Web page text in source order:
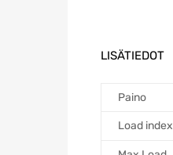
LISÄTIEDOT
Paino
Load index